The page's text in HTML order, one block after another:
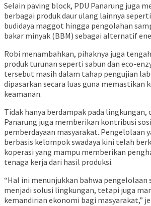
Selain paving block, PDU Panarung juga
berbagai produk daur ulang lainnya
budidaya maggot hingga pengolahan
bakar minyak (BBM) sebagai alternatif
Robi menambahkan, pihaknya juga
produk turunan seperti sabun dan eco-
tersebut masih dalam tahap pengujian
dipasarkan secara luas guna memastikan
keamanan.
Tidak hanya berdampak pada lingkungan,
Panarung juga memberikan kontribusi
pemberdayaan masyarakat. Pengelolaan
berbasis kelompok swadaya kini telah
koperasi yang mampu memberikan
tenaga kerja dari hasil produksi.
“Hal ini menunjukkan bahwa pengelolaan
menjadi solusi lingkungan, tetapi juga
kemandirian ekonomi bagi masyarakat,”